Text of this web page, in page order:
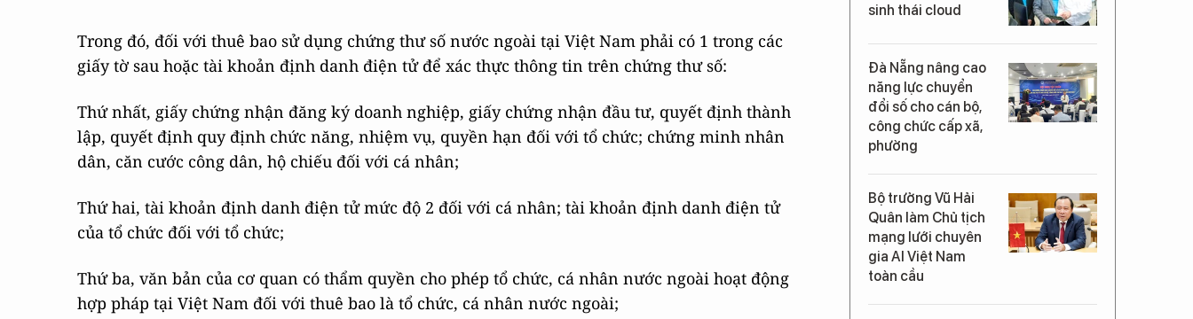
Trong đó, đối với thuê bao sử dụng chứng thư số nước ngoài tại Việt Nam phải có 1 trong các
giấy tờ sau hoặc tài khoản định danh điện tử để xác thực thông tin trên chứng thư số:
Thứ nhất, giấy chứng nhận đăng ký doanh nghiệp, giấy chứng nhận đầu tư, quyết định thành
lập, quyết định quy định chức năng, nhiệm vụ, quyền hạn đối với tổ chức; chứng minh nhân
dân, căn cước công dân, hộ chiếu đối với cá nhân;
Thứ hai, tài khoản định danh điện tử mức độ 2 đối với cá nhân; tài khoản định danh điện tử
của tổ chức đối với tổ chức;
Thứ ba, văn bản của cơ quan có thẩm quyền cho phép tổ chức, cá nhân nước ngoài hoạt động
hợp pháp tại Việt Nam đối với thuê bao là tổ chức, cá nhân nước ngoài;
sinh thái cloud
Đà Nẵng nâng cao
năng lực chuyển
đổi số cho cán bộ,
công chức cấp xã,
phường
Bộ trưởng Vũ Hải
Quân làm Chủ tịch
mạng lưới chuyên
gia AI Việt Nam
toàn cầu